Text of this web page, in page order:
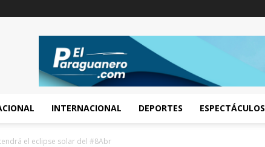
INTERNACIONAL DEPORTES ESPECTÁCULOS
el eclipse solar del #8Abr